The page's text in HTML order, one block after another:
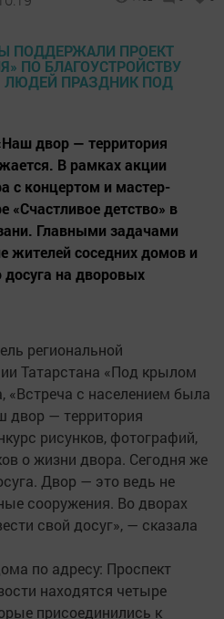
двор — территория
В рамках акции
с концертом и мастер-
«Счастливое детство» в
Главными задачами
жителей соседних домов и
досуга на дворовых
региональной
Татарстана «Под крылом
«Встреча с населением была
двор — территория
рисунков, фотографий,
о жизни двора. Сегодня же
Двор — это ведь не
сооружения. Во дворах
свой досуг», — сказала
по адресу: Проспект
находятся четыре
присоединились к